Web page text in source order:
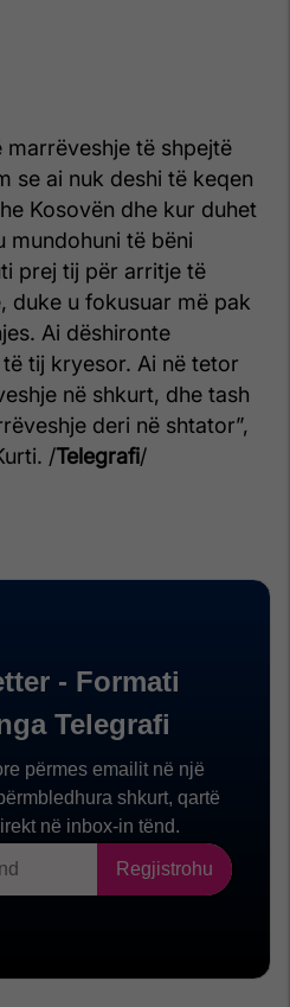
marrëveshje të shpejtë
se ai nuk deshi të keqen
Kosovën dhe kur duhet
mundohuni të bëni
prej tij për arritje të
duke u fokusuar më pak
Ai dëshironte
tij kryesor. Ai në tetor
në shkurt, dhe tash
deri në shtator”,
/Telegrafi/